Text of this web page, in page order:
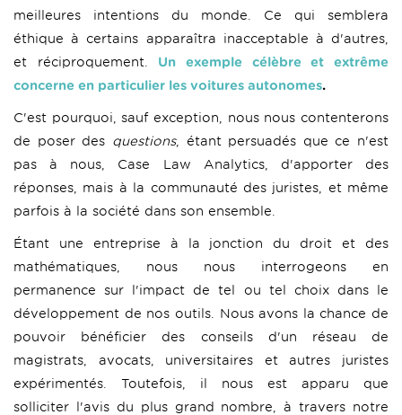
meilleures intentions du monde. Ce qui semblera
éthique à certains apparaîtra inacceptable à d'autres,
et réciproquement. Un exemple célèbre et extrême
concerne en particulier les voitures autonomes.
C'est pourquoi, sauf exception, nous nous contenterons
de poser des questions, étant persuadés que ce n'est
pas à nous, Case Law Analytics, d'apporter des
réponses, mais à la communauté des juristes, et même
parfois à la société dans son ensemble.
Étant une entreprise à la jonction du droit et des
mathématiques, nous nous interrogeons en
permanence sur l'impact de tel ou tel choix dans le
développement de nos outils. Nous avons la chance de
pouvoir bénéficier des conseils d'un réseau de
magistrats, avocats, universitaires et autres juristes
expérimentés. Toutefois, il nous est apparu que
solliciter l'avis du plus grand nombre, à travers notre